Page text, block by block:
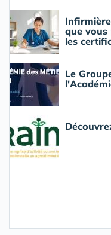
que vous
les
Le